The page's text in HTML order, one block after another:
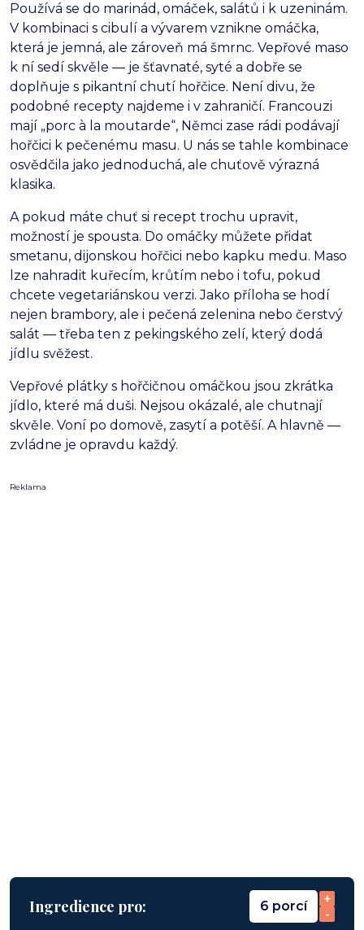
Používá se do marinád, omáček, salátů i k uzeninám.
V kombinaci s cibulí a vývarem vznikne omáčka,
která je jemná, ale zároveň má šmrnc. Vepřové maso
k ní sedí skvěle — je šťavnaté, syté a dobře se
doplňuje s pikantní chutí hořčice. Není divu, že
podobné recepty najdeme i v zahraničí. Francouzi
mají „porc à la moutarde“, Němci zase rádi podávají
hořčici k pečenému masu. U nás se tahle kombinace
osvědčila jako jednoduchá, ale chuťově výrazná
klasika.
A pokud máte chuť si recept trochu upravit,
možností je spousta. Do omáčky můžete přidat
smetanu, dijonskou hořčici nebo kapku medu. Maso
lze nahradit kuřecím, krůtím nebo i tofu, pokud
chcete vegetariánskou verzi. Jako příloha se hodí
nejen brambory, ale i pečená zelenina nebo čerstvý
salát — třeba ten z pekingského zelí, který dodá
jídlu svěžest.
Vepřové plátky s hořčičnou omáčkou jsou zkrátka
jídlo, které má duši. Nejsou okázalé, ale chutnají
skvěle. Voní po domově, zasytí a potěší. A hlavně —
zvládne je opravdu každý.
Reklama
Ingredience pro: 6 porcí
+
-